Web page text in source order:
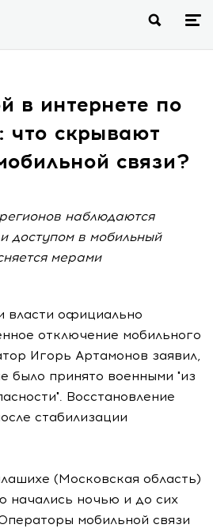
в интернете по
что скрывают
связи?
наблюдаются
доступом в мобильный
мерами
власти официально
отключение мобильного
Игорь Артамонов заявил,
было принято военными "из
Восстановление
стабилизации
(Московская область)
начались ночью и до сих
мобильной связи